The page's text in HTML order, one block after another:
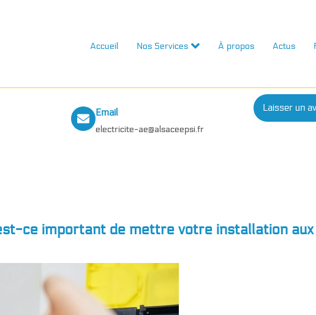
Accueil Nos Services À propos Actus
Email
electricite-ae@alsaceepsi.fr
Laisser un
ce important de mettre votre installation aux